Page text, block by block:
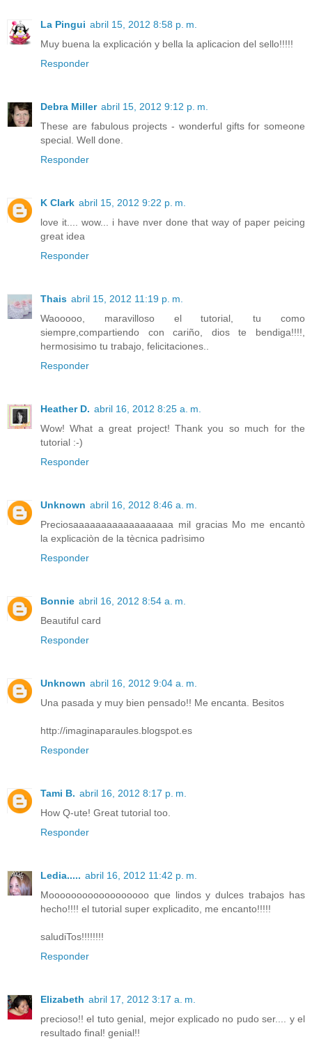
La Pingui abril 15, 2012 8:58 p. m.
Muy buena la explicación y bella la aplicacion del sello!!!!!
Responder
Debra Miller abril 15, 2012 9:12 p. m.
These are fabulous projects - wonderful gifts for someone
special. Well done.
Responder
K Clark abril 15, 2012 9:22 p. m.
love it.... wow... i have nver done that way of paper peicing
great idea
Responder
Thais abril 15, 2012 11:19 p. m.
Waooooo, maravilloso el tutorial, tu como
siempre,compartiendo con cariño, dios te bendiga!!!!,
hermosisimo tu trabajo, felicitaciones..
Responder
Heather D. abril 16, 2012 8:25 a. m.
Wow! What a great project! Thank you so much for the
tutorial :-)
Responder
Unknown abril 16, 2012 8:46 a. m.
Preciosaaaaaaaaaaaaaaaaaa mil gracias Mo me encantò
la explicaciòn de la tècnica padrìsimo
Responder
Bonnie abril 16, 2012 8:54 a. m.
Beautiful card
Responder
Unknown abril 16, 2012 9:04 a. m.
Una pasada y muy bien pensado!! Me encanta. Besitos
http://imaginaparaules.blogspot.es
Responder
Tami B. abril 16, 2012 8:17 p. m.
How Q-ute! Great tutorial too.
Responder
Ledia..... abril 16, 2012 11:42 p. m.
Moooooooooooooooooo que lindos y dulces trabajos has
hecho!!!! el tutorial super explicadito, me encanto!!!!!
saludiTos!!!!!!!!
Responder
Elizabeth abril 17, 2012 3:17 a. m.
precioso!! el tuto genial, mejor explicado no pudo ser.... y el
resultado final! genial!!